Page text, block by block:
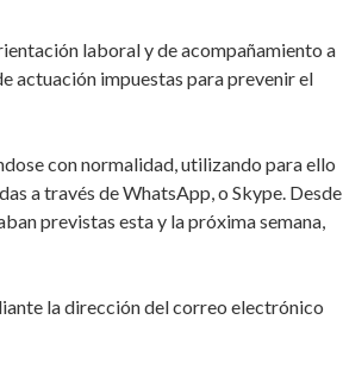
laboral y de acompañamiento a
actuación impuestas para prevenir el
con normalidad, utilizando para ello
a través de WhatsApp, o Skype. Desde
previstas esta y la próxima semana,
la dirección del correo electrónico